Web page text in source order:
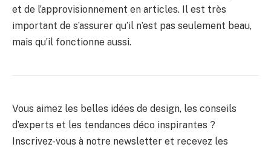
et de l’approvisionnement en articles. Il est très
important de s’assurer qu’il n’est pas seulement beau,
mais qu’il fonctionne aussi.
Vous aimez les belles idées de design, les conseils
d’experts et les tendances déco inspirantes ?
Inscrivez-vous à notre newsletter et recevez les